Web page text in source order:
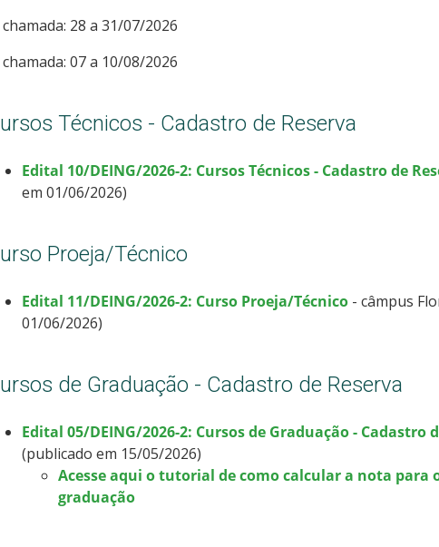
chamada: 28 a 31/07/2026
chamada: 07 a 10/08/2026
Técnicos - Cadastro de Reserva
Edital 10/DEING/2026-2: Cursos Técnicos - Cadastro de
em 01/06/2026)
Proeja/Técnico
Edital 11/DEING/2026-2: Curso Proeja/Técnico - câmpus
01/06/2026)
de Graduação - Cadastro de Reserva
Edital 05/DEING/2026-2: Cursos de Graduação - Cadastro
(publicado em 15/05/2026)
Acesse aqui o tutorial de como calcular a nota para
graduação